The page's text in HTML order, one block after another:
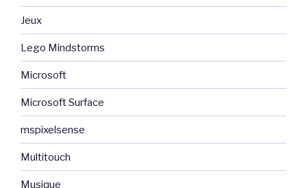
Jeux
Lego Mindstorms
Microsoft
Microsoft Surface
mspixelsense
Multitouch
Musique